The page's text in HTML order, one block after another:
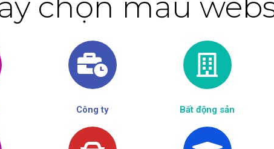
Công ty Bất động sản